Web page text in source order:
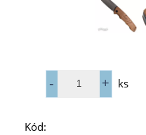
ks
Kód: